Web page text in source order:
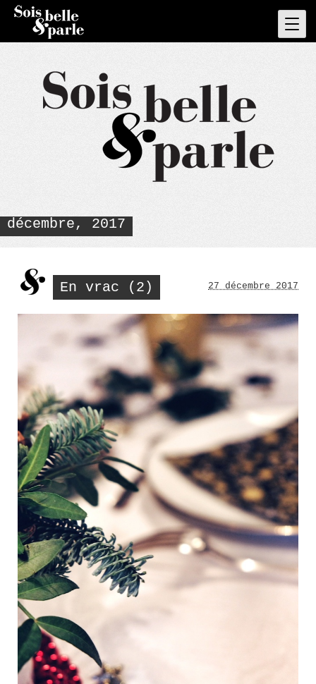
Skip
content
décembre, 2017
En vrac (2) 27 décembre 2017